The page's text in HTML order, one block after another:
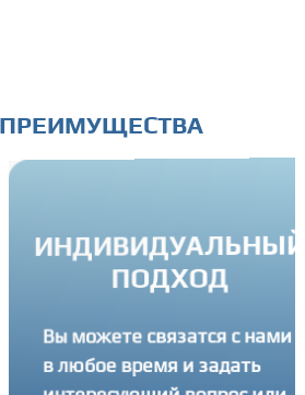
ИНДИВИДУАЛЬНЫЙ
ПОДХОД
Вы можете связатся с нами
в любое время и задать